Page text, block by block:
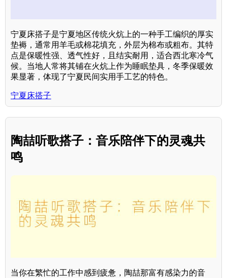
宁夏床搭子是宁夏地区传统火炕上的一种手工编织的厚实
垫褥，通常用羊毛或棉花填充，外层为棉布或粗布。其特
点是保暖性强、透气性好，且结实耐用，适合西北寒冷气
候。当地人常将其铺在火炕上作为睡眠垫具，冬季保暖效
果显著，体现了宁夏民间实用手工艺的特色。
宁夏床搭子
陶喆听歌搭子：音乐陪伴下的灵魂共
鸣
当你在繁忙的工作中感到疲惫，陶喆那富有感染力的音